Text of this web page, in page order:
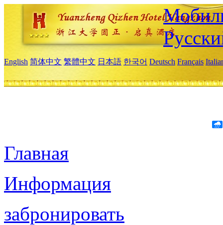
English 简体中文 繁體中文 日本語 한국어 Deutsch Français
Главная
Информация
забронировать